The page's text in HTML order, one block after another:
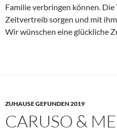
Familie verbringen können.
Zeitvertreib sorgen und mit ihm
Wir wünschen eine glückliche
ZUHAUSE GEFUNDEN 2019
CARUSO &